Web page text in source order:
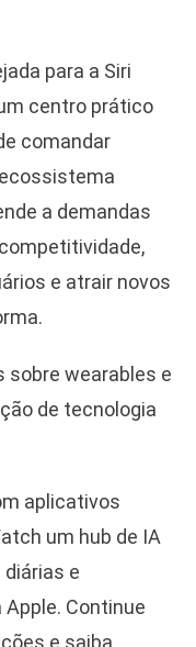
para a Siri
centro prático
comandar
a demandas
e atrair novos
sobre wearables e
de tecnologia
aplicativos
um hub de IA
e
Continue
e saiba